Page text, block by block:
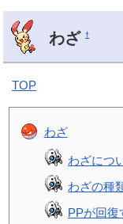
わざ†
TOP
わざ
わざにつ
わざの種
PPが回復